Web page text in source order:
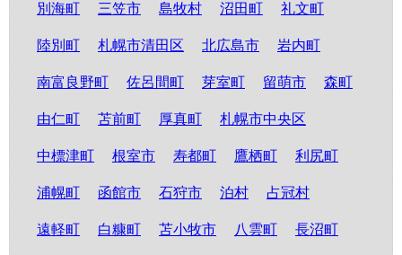
別海町 三笠市 島牧村 沼田町 礼文町
陸別町 札幌市清田区 北広島市 岩内町
南富良野町 佐呂間町 芽室町 留萌市 森町
由仁町 苫前町 厚真町 札幌市中央区
中標津町 根室市 寿都町 鷹栖町 利尻町
浦幌町 函館市 石狩市 泊村 占冠村
遠軽町 白糠町 苫小牧市 八雲町 長沼町